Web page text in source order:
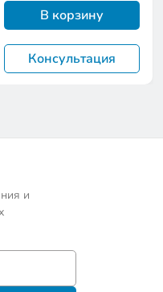
В корзину
Консультация
и